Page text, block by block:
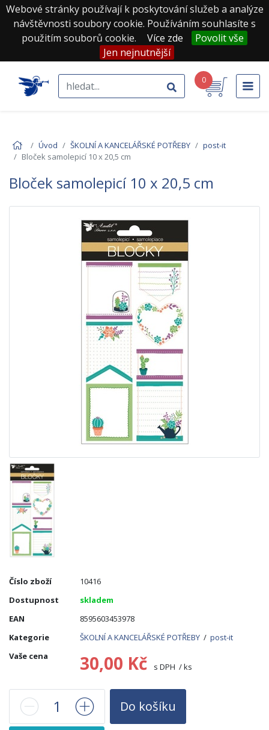
Webové stránky používají k poskytování služeb a analýze
návštěvnosti soubory cookie. Používáním souhlasíte s
použitím souborů cookie.
Více zde
Povolit vše
Jen nejnutnější
0
Úvod ŠKOLNÍ A KANCELÁŘSKÉ POTŘEBY
post-it
Bloček samolepicí 10 x 20,5 cm
Bloček samolepicí 10 x 20,5 cm
Číslo zboží
10416
Dostupnost
skladem
EAN
8595603453978
Kategorie
ŠKOLNÍ A KANCELÁŘSKÉ POTŘEBY / post-it
Vaše cena
30,00 Kč s DPH / ks
Do košíku